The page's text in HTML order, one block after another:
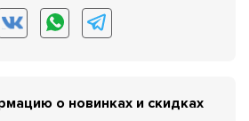
о новинках и скидках